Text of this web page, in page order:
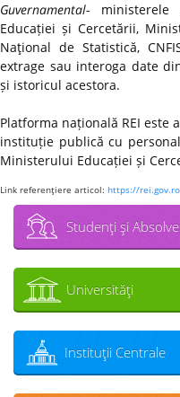
Guvernamental- ministerele
Educației și Cercetării,
Naţional de Statistică,
extrage sau interoga date
și istoricul acestora.
Platforma națională REI este
instituție publică cu
Ministerului Educației și
Link referenţiere articol: https://
Studenţi şi
Universităţi
Instituţii Centrale